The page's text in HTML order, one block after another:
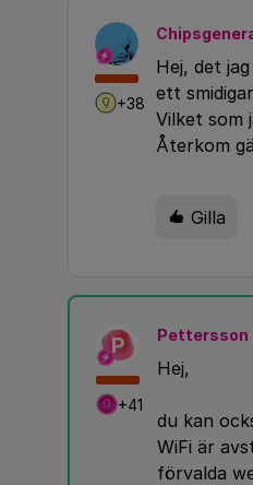
+38
Hej, det
ett
Vilket som
Återkom
Gilla
P
+41
Pettersson
Hej,
du kan
WiFi är
förvalda